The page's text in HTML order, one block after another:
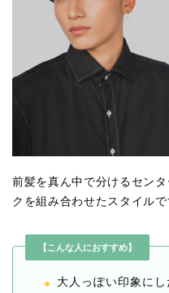
前髪を真ん中で分けるセン
クを組み合わせたスタイルで
【こんな人におすすめ】
大人っぽい印象にし